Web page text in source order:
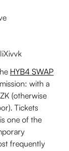
HYB4 SWAP
with a
(otherwise
Tickets
one of the
frequently